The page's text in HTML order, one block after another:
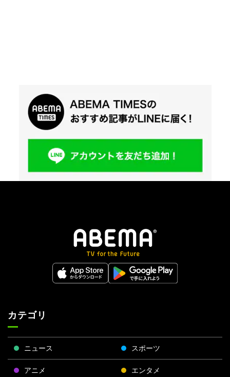
カテゴリ
ニュース スポーツ
アニメ エンタメ